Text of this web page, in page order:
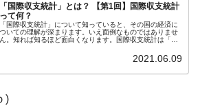
「国際収支統計」とは？ 【第1回】国際収支統計
って何？
「国際収支統計」について知っていると、その国の経済に
ついての理解が深まります。いえ面倒なものではありませ
ん。知れば知るほど面白くなります。国際収支統計は「い
2021.06.09
)